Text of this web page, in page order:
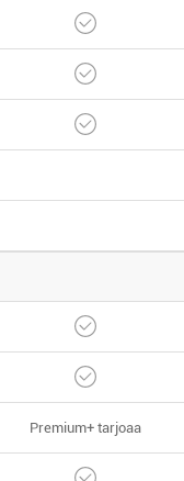
Premium+ tarjoaa